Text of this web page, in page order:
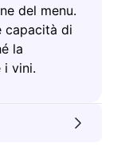
del menu.
capacità di
la
i vini.